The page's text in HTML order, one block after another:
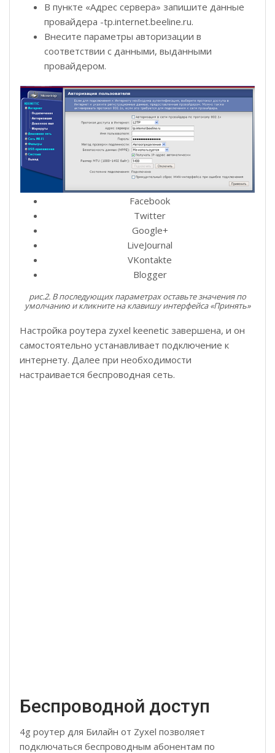
В пункте «Адрес сервера» запишите данные
провайдера -tp.internet.beeline.ru.
Внесите параметры авторизации в
соответствии с данными, выданными
провайдером.
Facebook
Twitter
Google+
LiveJournal
VKontakte
Blogger
рис.2. В последующих параметрах оставьте значения по
умолчанию и кликните на клавишу интерфейса «Принять»
Настройка роутера zyxel keenetic завершена, и он
самостоятельно устанавливает подключение к
интернету. Далее при необходимости
настраивается беспроводная сеть.
Беспроводной доступ
4g роутер для Билайн от Zyxel позволяет
подключаться беспроводным абонентам по